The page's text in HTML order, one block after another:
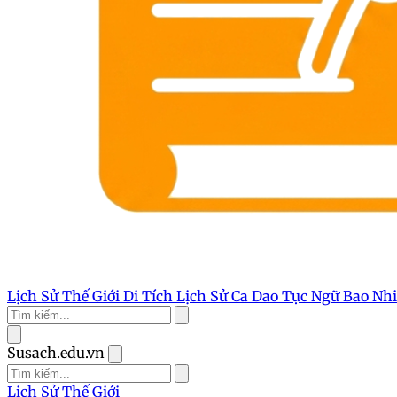
Lịch Sử Thế Giới Di Tích Lịch SửCa Dao Tục NgữBao
Susach.edu.vn
Lịch Sử Thế Giới